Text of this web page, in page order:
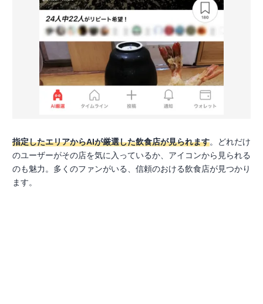
指定したエリアからAIが厳選した飲食店が見られます。どれだけ
のユーザーがその店を気に入っているか、アイコンから見られる
のも魅力。多くのファンがいる、信頼のおける飲食店が見つかり
ます。